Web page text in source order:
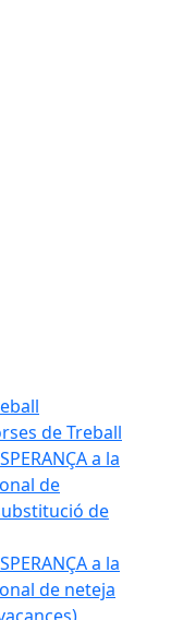
de Treball
a la
de
de
a la
de neteja